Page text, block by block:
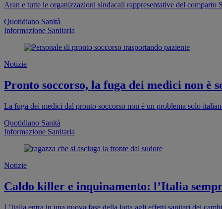
Aran e tutte le organizzazioni sindacali rappresentative del
Quotidiano Sanità
Informazione Sanitaria
Notizie
Pronto soccorso, la fuga dei medici non è
La fuga dei medici dal pronto soccorso non è un problema solo
Quotidiano Sanità
Informazione Sanitaria
Notizie
Caldo killer e inquinamento: l’Italia
L’Italia entra in una nuova fase della lotta agli effetti sanitari dei